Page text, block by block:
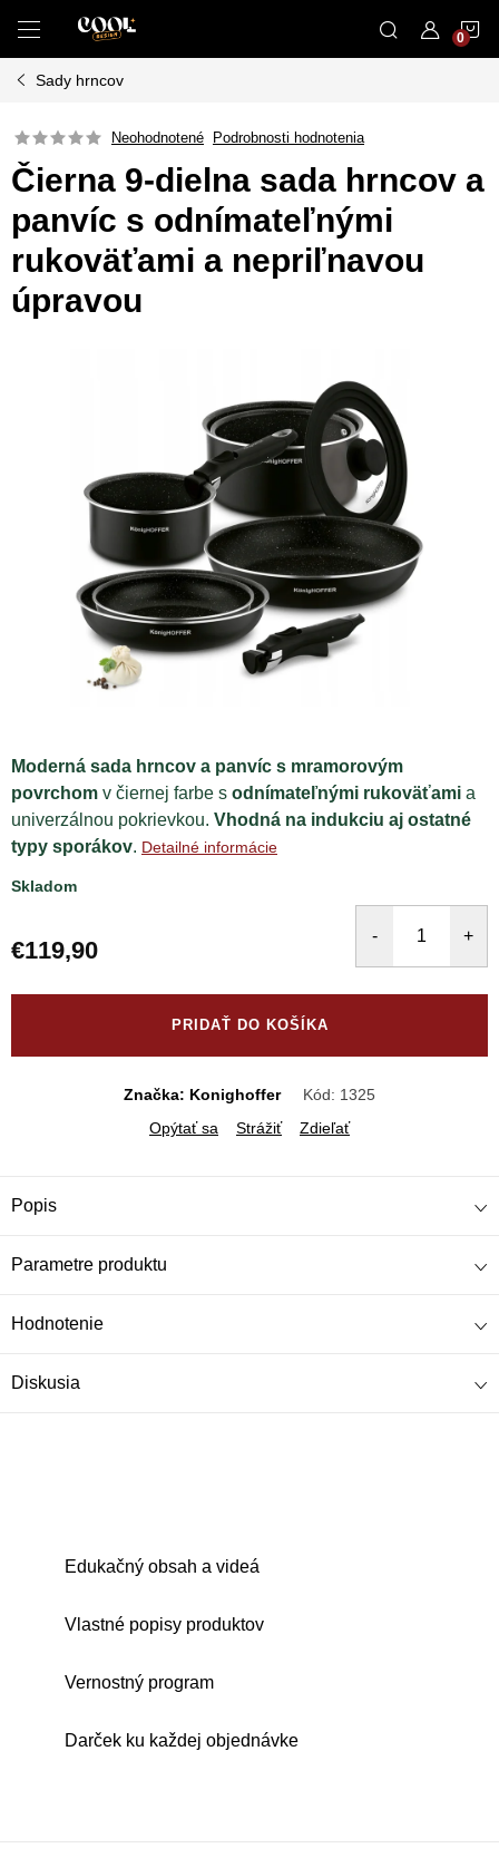
obsah
Sady hrncov
Neohodnotené Podrobnosti hodnotenia
Čierna 9-dielna sada hrncov a
panvíc s odnímateľnými
rukoväťami a nepriľnavou
úpravou
Moderná sada hrncov a panvíc s mramorovým
povrchom v čiernej farbe s odnímateľnými rukoväťami a
univerzálnou pokrievkou. Vhodná na indukciu aj ostatné
typy sporákov. Detailné informácie
Skladom
€119,90
PRIDAŤ DO KOŠÍKA
Značka: Konighoffer Kód: 1325
Opýtať sa
Strážiť Zdieľať
Popis
Parametre produktu
Hodnotenie
Diskusia
Edukačný obsah a videá
Vlastné popisy produktov
Vernostný program
Darček ku každej objednávke